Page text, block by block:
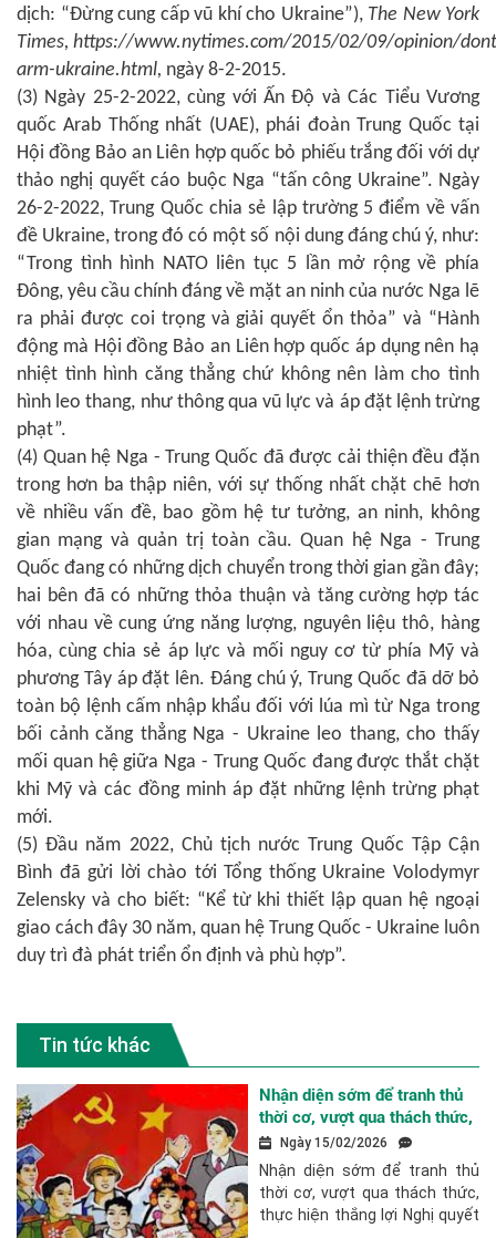
dịch: “Đừng cung cấp vũ khí cho Ukraine”), The New York
Times, https://www.nytimes.com/2015/02/09/opinion/
arm-ukraine.html, ngày 8-2-2015.
(3) Ngày 25-2-2022, cùng với Ấn Độ và Các Tiểu Vương
quốc Arab Thống nhất (UAE), phái đoàn Trung Quốc tại
Hội đồng Bảo an Liên hợp quốc bỏ phiếu trắng đối với dự
thảo nghị quyết cáo buộc Nga “tấn công Ukraine”. Ngày
26-2-2022, Trung Quốc chia sẻ lập trường 5 điểm về vấn
đề Ukraine, trong đó có một số nội dung đáng chú ý, như:
“Trong tình hình NATO liên tục 5 lần mở rộng về phía
Đông, yêu cầu chính đáng về mặt an ninh của nước Nga lẽ
ra phải được coi trọng và giải quyết ổn thỏa” và “Hành
động mà Hội đồng Bảo an Liên hợp quốc áp dụng nên hạ
nhiệt tình hình căng thẳng chứ không nên làm cho tình
hình leo thang, như thông qua vũ lực và áp đặt lệnh trừng
phạt”.
(4) Quan hệ Nga - Trung Quốc đã được cải thiện đều đặn
trong hơn ba thập niên, với sự thống nhất chặt chẽ hơn
về nhiều vấn đề, bao gồm hệ tư tưởng, an ninh, không
gian mạng và quản trị toàn cầu. Quan hệ Nga - Trung
Quốc đang có những dịch chuyển trong thời gian gần đây;
hai bên đã có những thỏa thuận và tăng cường hợp tác
với nhau về cung ứng năng lượng, nguyên liệu thô, hàng
hóa, cùng chia sẻ áp lực và mối nguy cơ từ phía Mỹ và
phương Tây áp đặt lên. Đáng chú ý, Trung Quốc đã dỡ bỏ
toàn bộ lệnh cấm nhập khẩu đối với lúa mì từ Nga trong
bối cảnh căng thẳng Nga - Ukraine leo thang, cho thấy
mối quan hệ giữa Nga - Trung Quốc đang được thắt chặt
khi Mỹ và các đồng minh áp đặt những lệnh trừng phạt
mới.
(5) Đầu năm 2022, Chủ tịch nước Trung Quốc Tập Cận
Bình đã gửi lời chào tới Tổng thống Ukraine Volodymyr
Zelensky và cho biết: “Kể từ khi thiết lập quan hệ ngoại
giao cách đây 30 năm, quan hệ Trung Quốc - Ukraine luôn
duy trì đà phát triển ổn định và phù hợp”.
Tin tức khác
Nhận diện sớm để tranh thủ
thời cơ, vượt qua thách thức,
thực hiện thắng lợi Nghị
quyết Đại hội XIV của Đảng
Ngày 15/02/2026
Nhận diện sớm để tranh thủ
thời cơ, vượt qua thách thức,
thực hiện thắng lợi Nghị quyết